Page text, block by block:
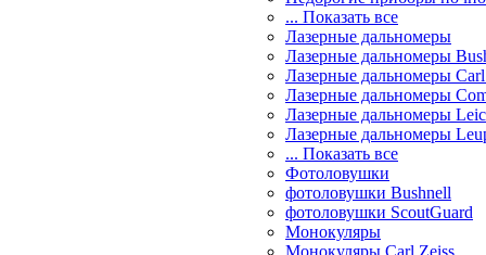
... Показать все
Лазерные дальномеры
Лазерные дальномеры
Лазерные дальномеры
Лазерные дальномеры
Лазерные дальномеры
Лазерные дальномеры
... Показать все
Фотоловушки
фотоловушки Bushnell
фотоловушки ScoutGuard
Монокуляры
Монокуляры Carl Zeiss